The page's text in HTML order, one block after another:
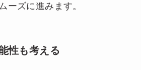
ーズに進みます。
性も考える